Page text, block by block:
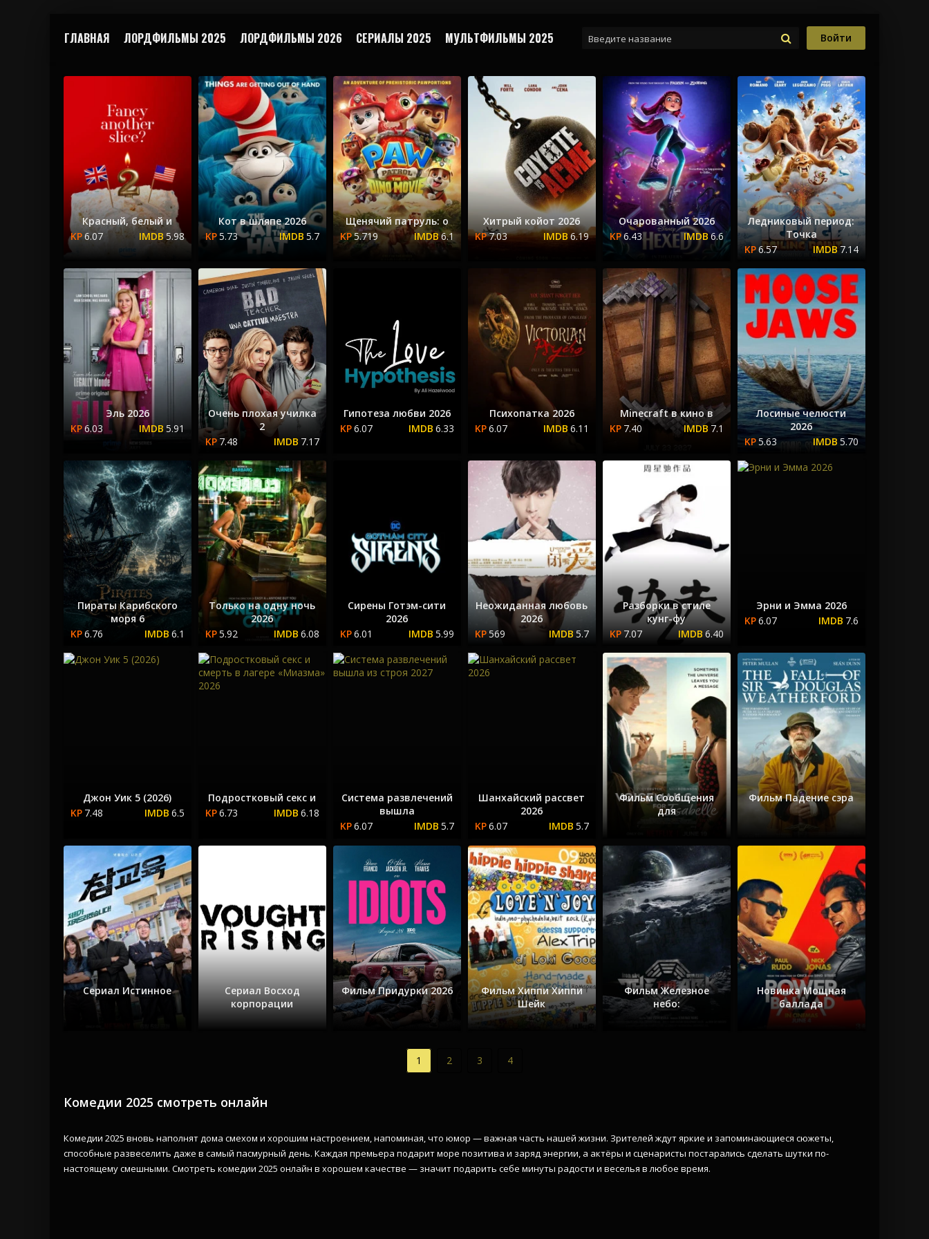
ГЛАВНАЯ ЛОРДФИЛЬМЫ 2025 ЛОРДФИЛЬМЫ 2026 СЕРИАЛЫ 2025 МУЛЬТФИЛЬМЫ 2025 Войти
Красный, белый и
6.07
5.98
Кот в шляпе 2026
5.73
5.7
Щенячий патруль: о
5.719
6.1
Хитрый койот 2026
7.03
6.19
Очарованный 2026
6.43
6.6
Ледниковый период:
Точка
6.57
7.14
Эль 2026
6.03
5.91
Очень плохая училка
2
7.48
7.17
Гипотеза любви 2026
6.07
6.33
Психопатка 2026
6.07
6.11
Minecraft в кино в
7.40
7.1
Лосиные челюсти
2026
5.63
5.70
Пираты Карибского
моря 6
6.76
6.1
Только на одну ночь
2026
5.92
6.08
Сирены Готэм-сити
2026
6.01
5.99
Неожиданная любовь
2026
569
5.7
Разборки в стиле
кунг-фу
7.07
6.40
Эрни и Эмма 2026
6.07
7.6
Джон Уик 5 (2026)
7.48
6.5
Подростковый секс и
6.73
6.18
Система развлечений
вышла
6.07
5.7
Шанхайский рассвет
2026
6.07
5.7
Фильм Сообщения
для
Фильм Падение сэра
Сериал Истинное
Сериал Восход
корпорации
Фильм Придурки 2026
Фильм Хиппи Хиппи
Шейк
Фильм Железное
небо:
Новинка Мощная
баллада
1 2 3 4
Комедии 2025 смотреть онлайн
Комедии 2025 вновь наполнят дома смехом и хорошим настроением, напоминая, что юмор — важная часть нашей жизни. Зрителей ждут яркие и запоминающиеся сюжеты,
способные развеселить даже в самый пасмурный день. Каждая премьера подарит море позитива и заряд энергии, а актёры и сценаристы постарались сделать шутки по-
настоящему смешными. Смотреть комедии 2025 онлайн в хорошем качестве — значит подарить себе минуты радости и веселья в любое время.